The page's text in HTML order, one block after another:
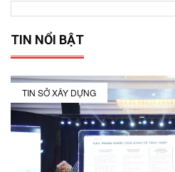
TIN NỔI BẬT
TIN SỞ XÂY DỰNG